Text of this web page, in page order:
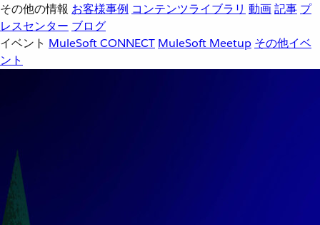
その他の情報 お客様事例 コンテンツライブラリ 動画記事 プ
レスセンター ブログ
イベント MuleSoft CONNECT MuleSoft Meetup その他イベ
ント